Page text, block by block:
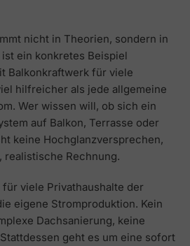
nicht in Theorien, sondern in
ein konkretes Beispiel
Balkonkraftwerk für viele
hilfreicher als jede allgemeine
Wer wissen will, ob sich ein
auf Balkon, Terrasse oder
keine Hochglanzversprechen,
Rechnung.
für viele Privathaushalte der
eigene Stromproduktion. Kein
Dachsanierung, keine
geht es um eine sofort